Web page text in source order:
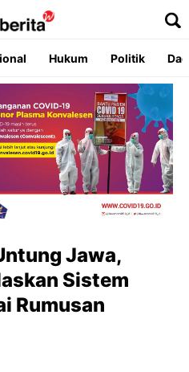
Hukum Politik
Jawa,
Sistem
Rumusan